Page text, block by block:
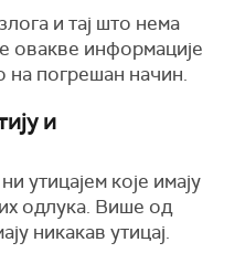
и тај што нема
овакве информације
на погрешан начин.
и
утицајем које имају
одлука. Више од
никакав утицај.